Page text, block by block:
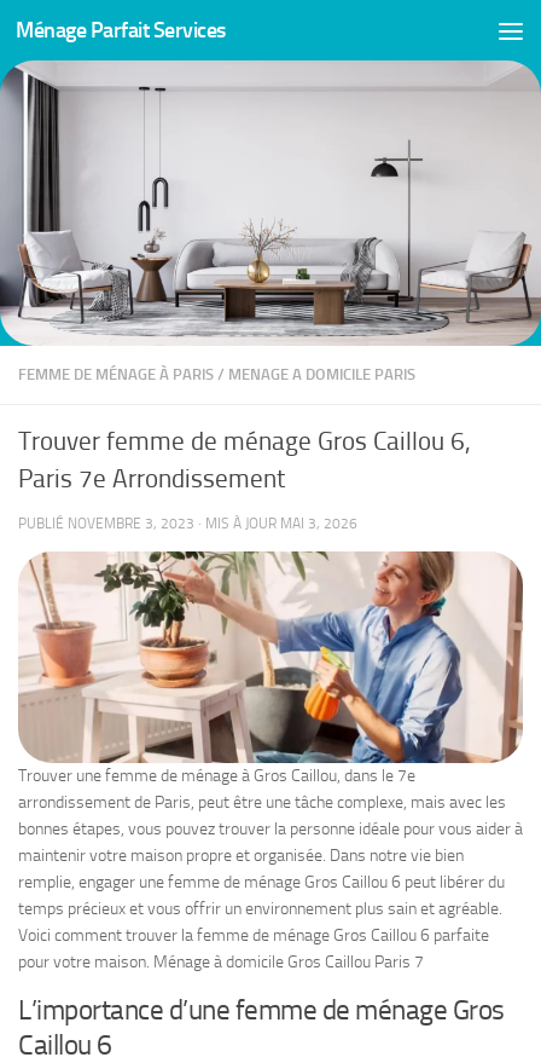
Skip to content
Ménage Parfait Services
FEMME DE MÉNAGE À PARIS / MENAGE A DOMICILE PARIS
Trouver femme de ménage Gros Caillou 6,
Paris 7e Arrondissement
PUBLIÉ NOVEMBRE 3, 2023 · MIS À JOUR MAI 3, 2026
Trouver une femme de ménage à Gros Caillou, dans le 7e
arrondissement de Paris, peut être une tâche complexe, mais avec les
bonnes étapes, vous pouvez trouver la personne idéale pour vous aider à
maintenir votre maison propre et organisée. Dans notre vie bien
remplie, engager une femme de ménage Gros Caillou 6 peut libérer du
temps précieux et vous offrir un environnement plus sain et agréable.
Voici comment trouver la femme de ménage Gros Caillou 6 parfaite
pour votre maison. Ménage à domicile Gros Caillou Paris 7
L’importance d’une femme de ménage Gros
Caillou 6